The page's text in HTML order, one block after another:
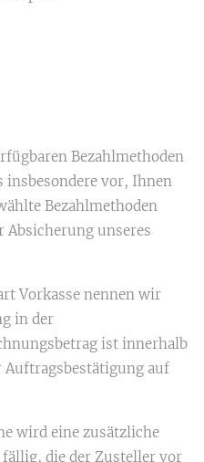
Bezahlmethoden
insbesondere vor, Ihnen
Bezahlmethoden
Absicherung unseres
Vorkasse nennen wir
in der
ist innerhalb
Auftragsbestätigung auf
wird eine zusätzliche
die der Zusteller vor